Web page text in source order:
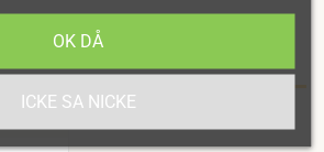
ICKE SA NICKE
OK DÅ